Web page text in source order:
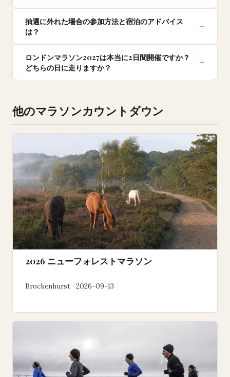
抽選に外れた場合の参加方法と宿泊のアドバイス
は？
ロンドンマラソン2027は本当に2日間開催ですか？
どちらの日に走りますか？
他のマラソンカウントダウン
2026 ニューフォレストマラソン
Brockenhurst · 2026-09-13